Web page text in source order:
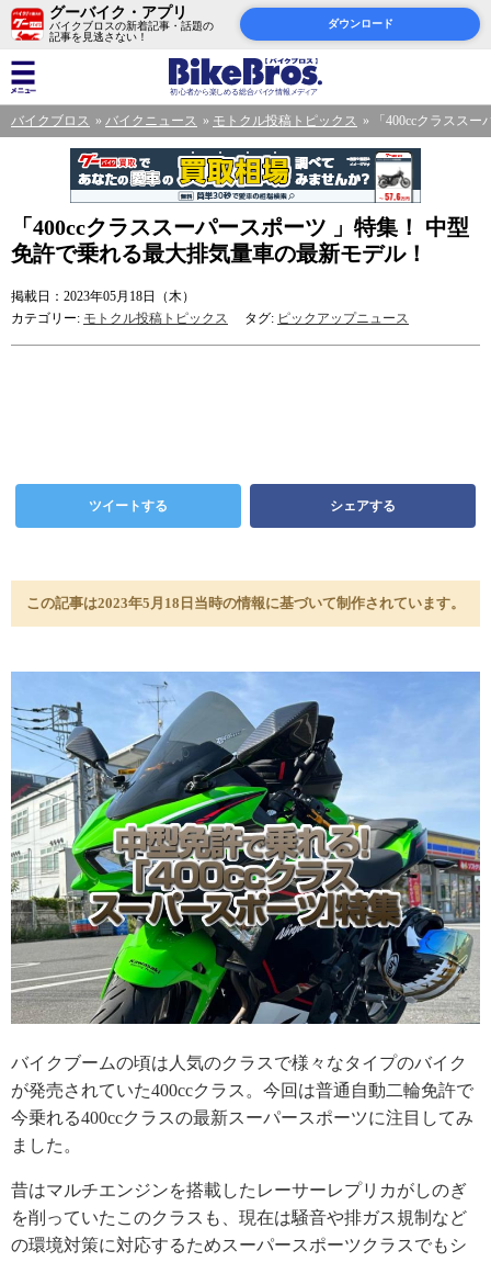
グーバイク・アプリ
バイクブロスの新着記事・話題の
記事を見逃さない！
ダウンロード
バイクブロス バイクニュース モトクル投稿トピックス 「400ccクラスス
「400ccクラススーパースポーツ 」特集！ 中型
免許で乗れる最大排気量車の最新モデル！
掲載日：2023年05月18日（木）
カテゴリー: モトクル投稿トピックス タグ: ピックアップニュース
ツイートする シェアする
この記事は2023年5月18日当時の情報に基づいて制作されています。
バイクブームの頃は人気のクラスで様々なタイプのバイク
が発売されていた400ccクラス。今回は普通自動二輪免許で
今乗れる400ccクラスの最新スーパースポーツに注目してみ
ました。
昔はマルチエンジンを搭載したレーサーレプリカがしのぎ
を削っていたこのクラスも、現在は騒音や排ガス規制など
の環境対策に対応するためスーパースポーツクラスでもシ